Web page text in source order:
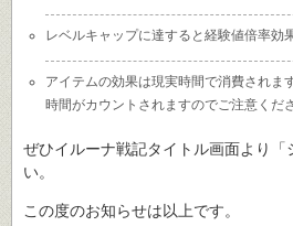
レベルキャップに達すると経験値倍率効
アイテムの効果は現実時間で消費されま
時間がカウントされますのでご注意くだ
ぜひイルーナ戦記タイトル画面より「
い。
この度のお知らせは以上です。